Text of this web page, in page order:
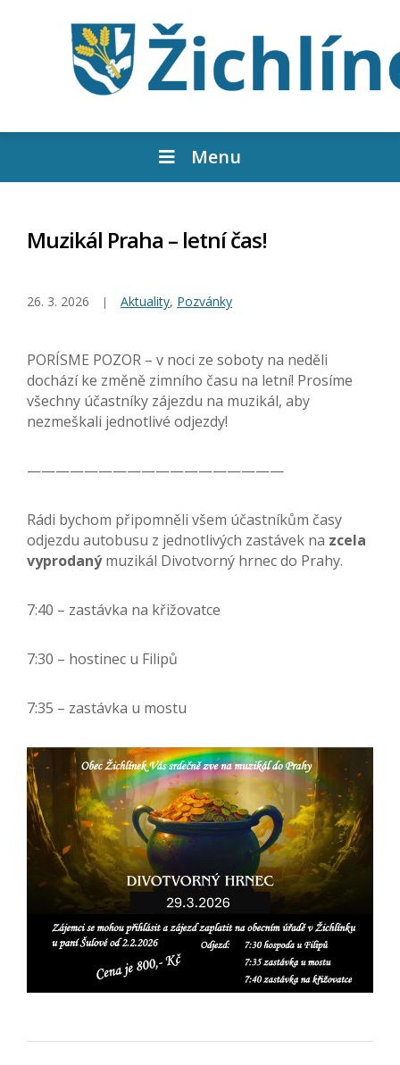
Menu
Muzikál Praha – letní čas!
26. 3. 2026 Aktuality, Pozvánky
PORÍSME POZOR – v noci ze soboty na neděli
dochází ke změně zimního času na letní! Prosíme
všechny účastníky zájezdu na muzikál, aby
nezmeškali jednotlivé odjezdy!
——————————————————
Rádi bychom připomněli všem účastníkům časy
odjezdu autobusu z jednotlivých zastávek na zcela
vyprodanýmuzikál Divotvorný hrnec do Prahy.
7:40 – zastávka na křižovatce
7:30 – hostinec u Filipů
7:35 – zastávka u mostu